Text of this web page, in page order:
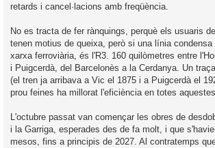
retards i cancel·lacions amb freqüència.
No es tracta de fer rànquings, perquè els usuaris
tenen motius de queixa, però si una línia
xarxa ferroviària, és l'R3. 160 quilòmetres entre
i Puigcerdà, del Barcelonès a la Cerdanya. Un
(el tren ja arribava a Vic el 1875 i a Puigcerdà el
prou feines ha millorat l'eficiència en totes
L'octubre passat van començar les obres de
i la Garriga, esperades des de fa molt, i que
mesos, fins a principis de 2027. Al contratemps